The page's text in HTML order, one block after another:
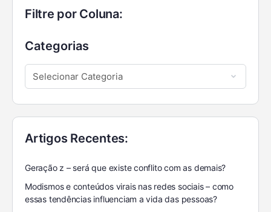
Filtre por Coluna:
Categorias
Artigos Recentes:
Geração z – será que existe conflito com as demais?
Modismos e conteúdos virais nas redes sociais – como
essas tendências influenciam a vida das pessoas?